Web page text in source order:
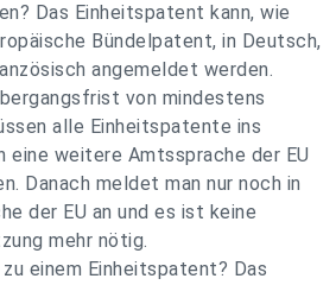
Das Einheitspatent kann, wie
Bündelpatent, in Deutsch,
angemeldet werden.
von mindestens
alle Einheitspatente ins
eine weitere Amtssprache der EU
Danach meldet man nur noch in
der EU an und es ist keine
mehr nötig.
einem Einheitspatent? Das